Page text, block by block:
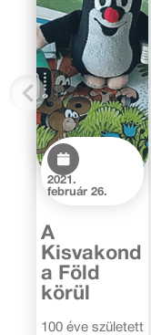
2021.
február 26.
A
Kisvakond
a Föld
körül
100 éve született